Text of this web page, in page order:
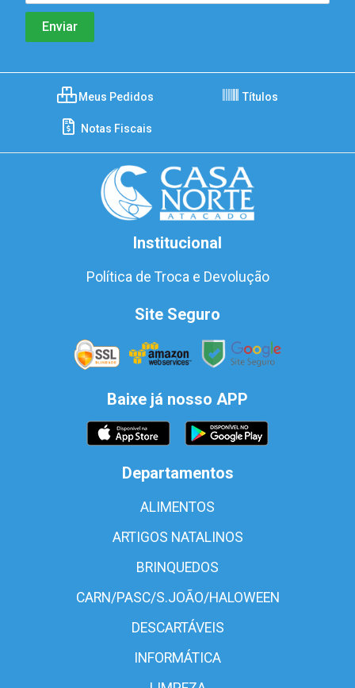
Meus Pedidos Títulos
Notas Fiscais
Institucional
Política de Troca e Devolução
Site Seguro
Baixe já nosso APP
Departamentos
ALIMENTOS
ARTIGOS NATALINOS
BRINQUEDOS
CARN/PASC/S.JOÃO/HALOWEEN
DESCARTÁVEIS
INFORMÁTICA